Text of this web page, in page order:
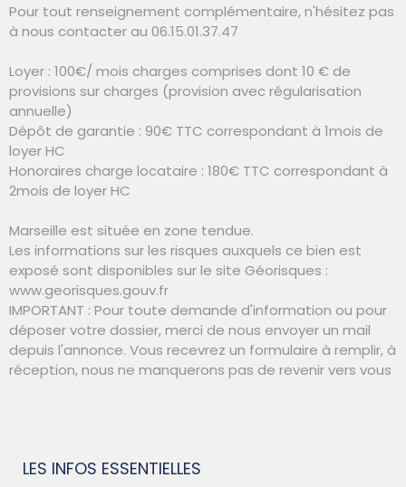
Pour tout renseignement complémentaire, n'hésitez pas
à nous contacter au 06.15.01.37.47
Loyer : 100€/ mois charges comprises dont 10 € de
provisions sur charges (provision avec régularisation
annuelle)
Dépôt de garantie : 90€ TTC correspondant à 1mois de
loyer HC
Honoraires charge locataire : 180€ TTC correspondant à
2mois de loyer HC
Marseille est située en zone tendue.
Les informations sur les risques auxquels ce bien est
exposé sont disponibles sur le site Géorisques :
www.georisques.gouv.fr
IMPORTANT : Pour toute demande d'information ou pour
déposer votre dossier, merci de nous envoyer un mail
depuis l'annonce. Vous recevrez un formulaire à remplir, à
réception, nous ne manquerons pas de revenir vers vous
LES INFOS ESSENTIELLES